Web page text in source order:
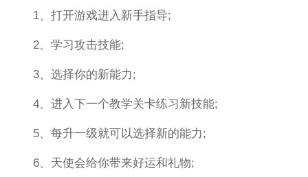
1、打开游戏进入新手指导;
2、学习攻击技能;
3、选择你的新能力;
4、进入下一个教学关卡练习新技能;
5、每升一级就可以选择新的能力;
6、天使会给你带来好运和礼物;